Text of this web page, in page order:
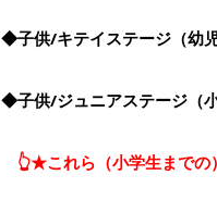
◆子供/キテイステージ（幼
◆子供/ジュニアステージ（小
👆★これら（小学生までの